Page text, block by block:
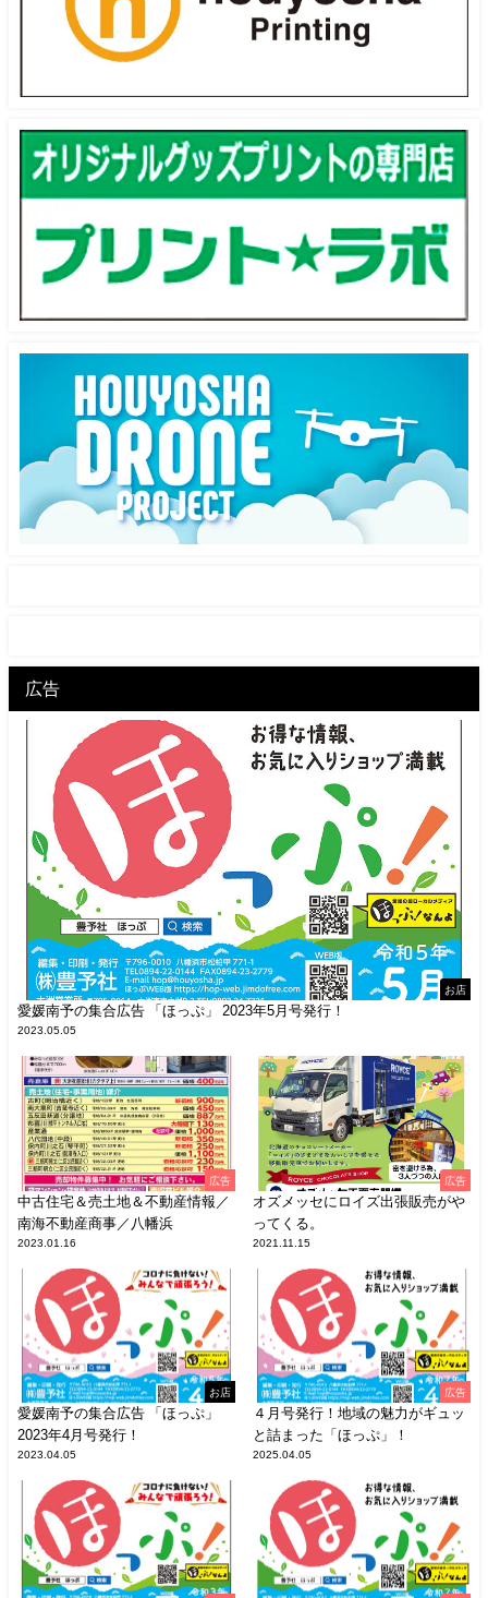
広告
お店
愛媛南予の集合広告 「ほっぷ」 2023年5月号発行！
2023.05.05
広告
中古住宅＆売土地＆不動産情報／
南海不動産商事／八幡浜
2023.01.16
広告
オズメッセにロイズ出張販売がや
ってくる。
2021.11.15
お店
愛媛南予の集合広告 「ほっぷ」
2023年4月号発行！
2023.04.05
広告
４月号発行！地域の魅力がギュッ
と詰まった「ほっぷ」！
2025.04.05